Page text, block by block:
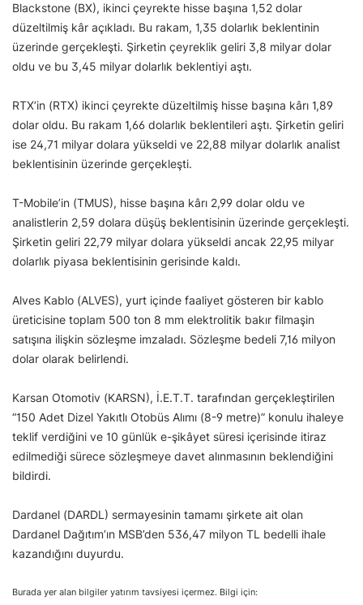
Blackstone (BX), ikinci çeyrekte hisse başına 1,52 dolar
düzeltilmiş kâr açıkladı. Bu rakam, 1,35 dolarlık beklentinin
üzerinde gerçekleşti. Şirketin çeyreklik geliri 3,8 milyar dolar
oldu ve bu 3,45 milyar dolarlık beklentiyi aştı.
RTX’in (RTX) ikinci çeyrekte düzeltilmiş hisse başına kârı 1,89
dolar oldu. Bu rakam 1,66 dolarlık beklentileri aştı. Şirketin geliri
ise 24,71 milyar dolara yükseldi ve 22,88 milyar dolarlık analist
beklentisinin üzerinde gerçekleşti.
T-Mobile’in (TMUS), hisse başına kârı 2,99 dolar oldu ve
analistlerin 2,59 dolara düşüş beklentisinin üzerinde gerçekleşti.
Şirketin geliri 22,79 milyar dolara yükseldi ancak 22,95 milyar
dolarlık piyasa beklentisinin gerisinde kaldı.
Alves Kablo (ALVES), yurt içinde faaliyet gösteren bir kablo
üreticisine toplam 500 ton 8 mm elektrolitik bakır filmaşin
satışına ilişkin sözleşme imzaladı. Sözleşme bedeli 7,16 milyon
dolar olarak belirlendi.
Karsan Otomotiv (KARSN), İ.E.T.T. tarafından gerçekleştirilen
“150 Adet Dizel Yakıtlı Otobüs Alımı (8-9 metre)” konulu ihaleye
teklif verdiğini ve 10 günlük e-şikâyet süresi içerisinde itiraz
edilmediği sürece sözleşmeye davet alınmasının beklendiğini
bildirdi.
Dardanel (DARDL) sermayesinin tamamı şirkete ait olan
Dardanel Dağıtım’ın MSB’den 536,47 milyon TL bedelli ihale
kazandığını duyurdu.
Burada yer alan bilgiler yatırım tavsiyesi içermez. Bilgi için: